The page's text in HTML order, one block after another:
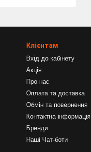
Клієнтам
Вхід до кабінету
Акція
Про нас
Оплата та доставка
Обмін та повернення
Контактна інформація
Бренди
Наші Чат-боти